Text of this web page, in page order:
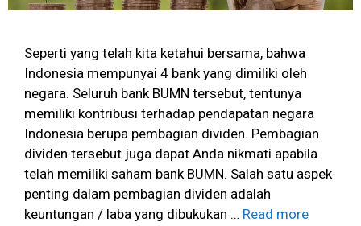
Seperti yang telah kita ketahui bersama, bahwa
Indonesia mempunyai 4 bank yang dimiliki oleh
negara. Seluruh bank BUMN tersebut, tentunya
memiliki kontribusi terhadap pendapatan negara
Indonesia berupa pembagian dividen. Pembagian
dividen tersebut juga dapat Anda nikmati apabila
telah memiliki saham bank BUMN. Salah satu aspek
penting dalam pembagian dividen adalah
keuntungan / laba yang dibukukan … Read more